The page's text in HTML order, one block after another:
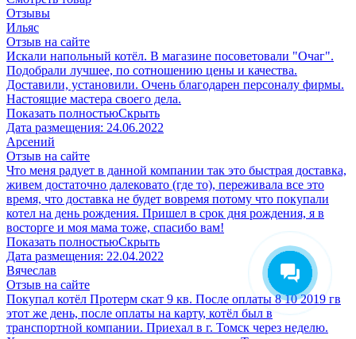
Отзывы
Ильяс
Отзыв на сайте
Искали напольный котёл. В магазине посоветовали "Очаг".
Подобрали лучшее, по сотношению цены и качества.
Доставили, установили. Очень благодарен персоналу фирмы.
Настоящие мастера своего дела.
Показать полностьюСкрыть
Дата размещения: 24.06.2022
Арсений
Отзыв на сайте
Что меня радует в данной компании так это быстрая доставка,
живем достаточно далековато (где то), переживала все это
время, что доставка не будет вовремя потому что покупали
котел на день рождения. Пришел в срок дня рождения, я в
восторге и моя мама тоже, спасибо вам!
Показать полностьюСкрыть
Дата размещения: 22.04.2022
Вячеслав
Отзыв на сайте
Покупал котёл Протерм скат 9 кв. После оплаты 8 10 2019 гв
этот же день, после оплаты на карту, котёл был в
транспортной компании. Приехал в г. Томск через неделю.